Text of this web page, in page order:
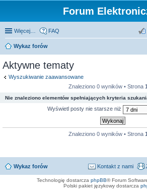
Forum
Więcej… FAQ
Wykaz forów
Aktywne tematy
Wyszukiwanie zaawansowane
Znaleziono 0 wyników • Strona 1
Nie znaleziono elementów spełniających kryteria
Wyświetl posty nie starsze niż
Znaleziono 0 wyników • Strona 1
Wykaz forów Kontakt z nami
Technologię dostarcza phpBB® Forum
Polski pakiet językowy dostarcza